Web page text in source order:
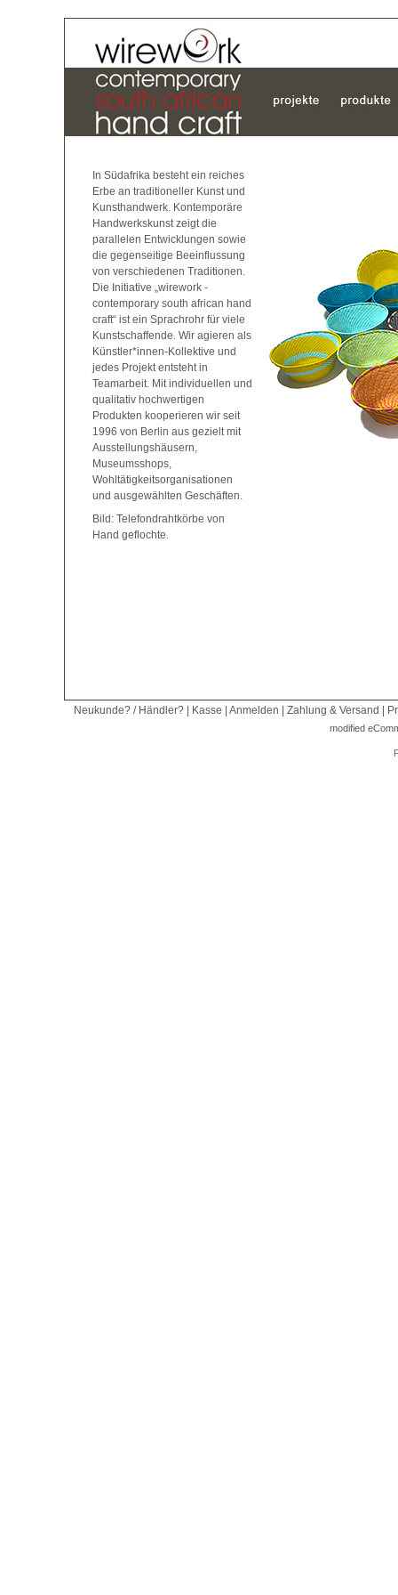
In Südafrika besteht ein reiches
Erbe an traditioneller Kunst und
Kunsthandwerk. Kontemporäre
Handwerkskunst zeigt die
parallelen Entwicklungen sowie
die gegenseitige Beeinflussung
von verschiedenen Traditionen.
Die Initiative „wirework -
contemporary south african hand
craft“ ist ein Sprachrohr für viele
Kunstschaffende. Wir agieren als
Künstler*innen-Kollektive und
jedes Projekt entsteht in
Teamarbeit. Mit individuellen und
qualitativ hochwertigen
Produkten kooperieren wir seit
1996 von Berlin aus gezielt mit
Ausstellungshäusern,
Museumsshops,
Wohltätigkeitsorganisationen
und ausgewählten Geschäften.
Bild: Telefondrahtkörbe von
Hand geflochte.
Neukunde? / Händler?| Kasse Anmelden Zahlung & Versand
modified